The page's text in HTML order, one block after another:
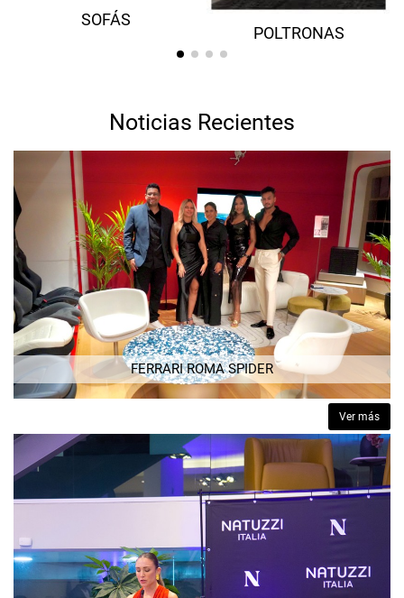
SOFÁS
POLTRONAS
Noticias Recientes
FERRARI ROMA SPIDER
Ver más